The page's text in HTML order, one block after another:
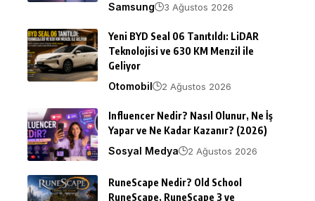
Samsung
3 Ağustos 2026
Yeni BYD Seal 06 Tanıtıldı: LiDAR
Teknolojisi ve 630 KM Menzil ile
Geliyor
Otomobil
2 Ağustos 2026
Influencer Nedir? Nasıl Olunur, Ne İş
Yapar ve Ne Kadar Kazanır? (2026)
Sosyal Medya
2 Ağustos 2026
RuneScape Nedir? Old School
RuneScape, RuneScape 3 ve